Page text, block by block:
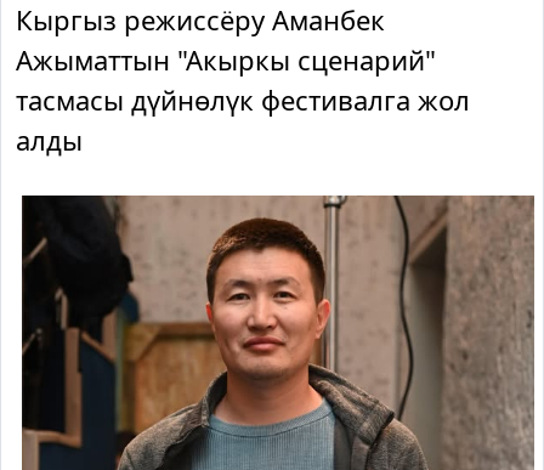
Кыргыз режиссёру Аманбек
Ажыматтын "Акыркы сценарий"
тасмасы дүйнөлүк фестивалга жол
алды